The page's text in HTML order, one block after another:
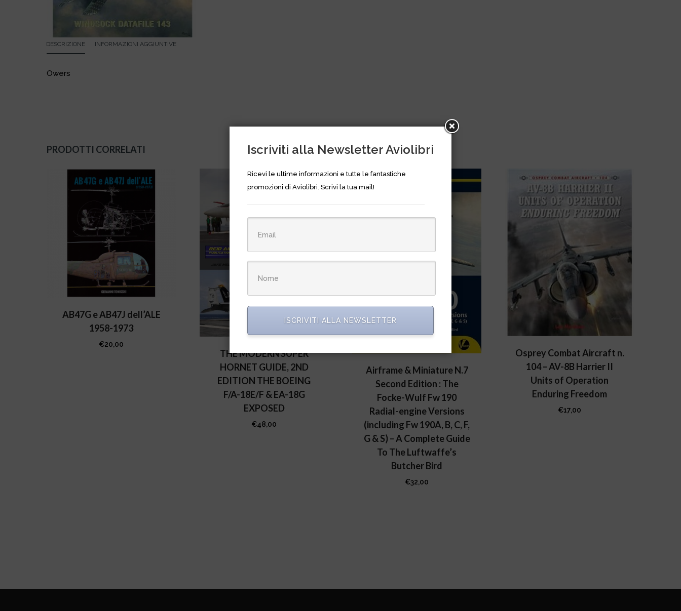
DESCRIZIONE INFORMAZIONI AGGIUNTIVE
Owers
PRODOTTI CORRELATI
AB47G e AB47J dell’ALE
1958-1973
€20,00
THE MODERN SUPER
HORNET GUIDE, 2ND
EDITION THE BOEING
F/A-18E/F & EA-18G
EXPOSED
€48,00
Airframe & Miniature N.7
Second Edition : The
Focke-Wulf Fw 190
Radial-engine Versions
(including Fw 190A, B, C, F,
G & S) – A Complete Guide
To The Luftwaffe’s
Butcher Bird
€32,00
Osprey Combat Aircraft n.
104 – AV-8B Harrier II
Units of Operation
Enduring Freedom
€17,00
Iscriviti alla Newsletter Aviolibri
Ricevi le ultime informazioni e tutte le fantastiche
promozioni di Aviolibri. Scrivi la tua mail!
ISCRIVITI ALLA NEWSLETTER